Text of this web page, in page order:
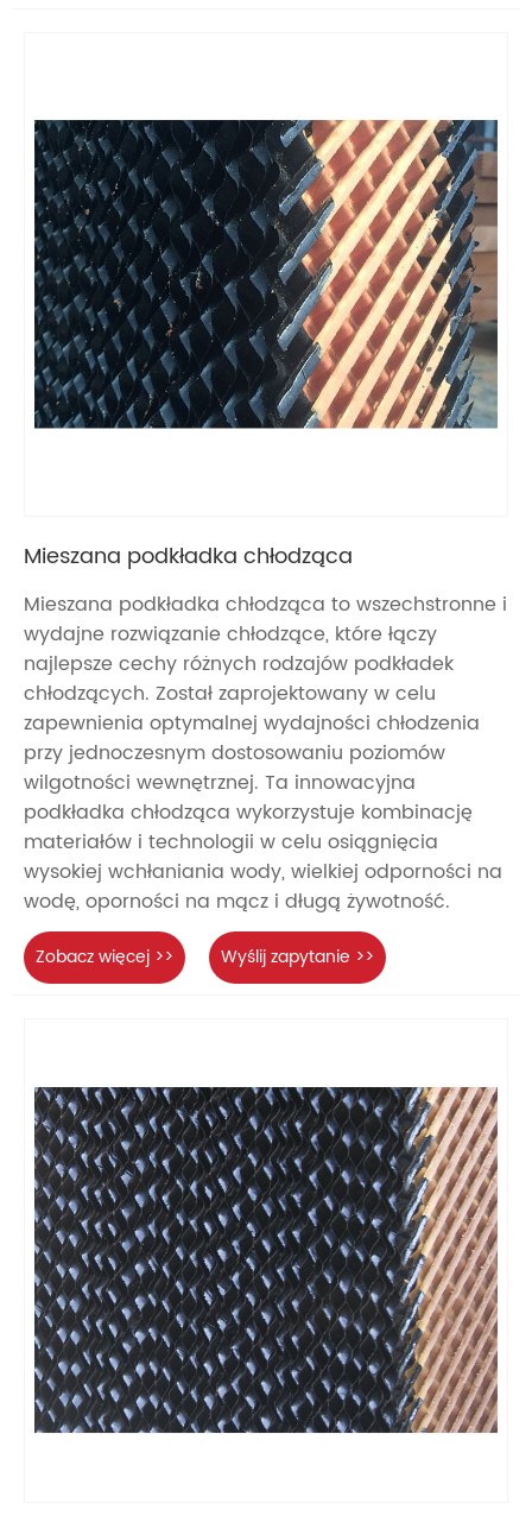
Mieszana podkładka chłodząca
Mieszana podkładka chłodząca to wszechstronne i
wydajne rozwiązanie chłodzące, które łączy
najlepsze cechy różnych rodzajów podkładek
chłodzących. Został zaprojektowany w celu
zapewnienia optymalnej wydajności chłodzenia
przy jednoczesnym dostosowaniu poziomów
wilgotności wewnętrznej. Ta innowacyjna
podkładka chłodząca wykorzystuje kombinację
materiałów i technologii w celu osiągnięcia
wysokiej wchłaniania wody, wielkiej odporności na
wodę, oporności na mącz i długą żywotność.
Zobacz więcej >> Wyślij zapytanie >>